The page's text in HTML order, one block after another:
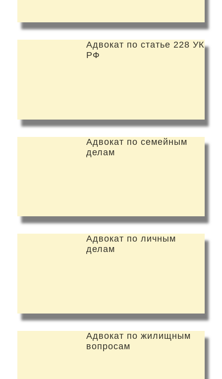
Адвокат по статье 228 УК
РФ
Адвокат по семейным
делам
Адвокат по личным
делам
Адвокат по жилищным
вопросам